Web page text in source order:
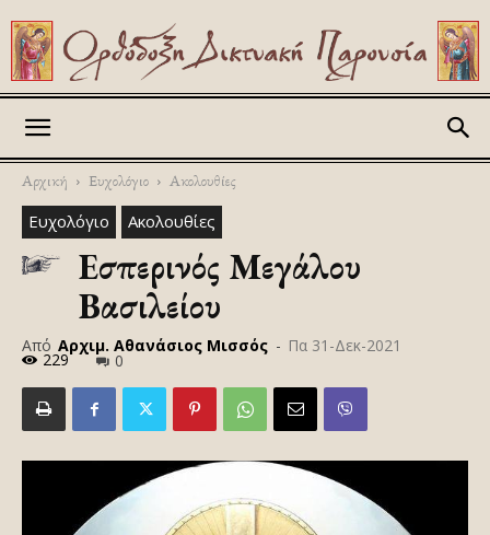
Αρχική Ευχολόγιο Ακολουθίες
Ευχολόγιο Ακολουθίες
Εσπερινός Μεγάλου
Βασιλείου
Από Αρχιμ. Αθανάσιος Μισσός - Πα 31-Δεκ-2021
229 0